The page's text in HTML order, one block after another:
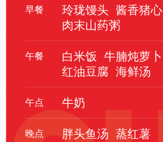
早餐 玲珑馒头 酱香猪心
肉末山药粥
午餐 白米饭 牛腩炖萝卜
红油豆腐 海鲜汤
午点 牛奶
晚点 胖头鱼汤 蒸红薯